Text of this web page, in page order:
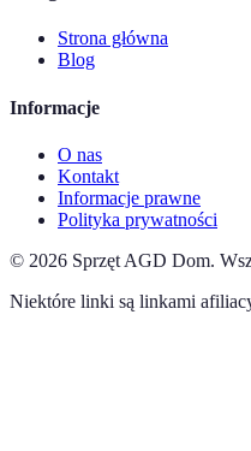
Strona główna
Blog
Informacje
O nas
Kontakt
Informacje prawne
Polityka prywatności
© 2026 Sprzęt AGD Dom.
Niektóre linki są linkami